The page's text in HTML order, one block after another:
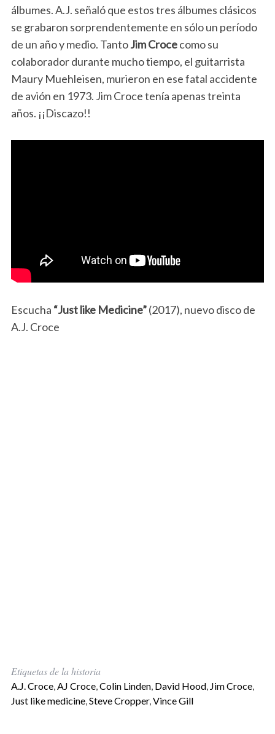
álbumes. A.J. señaló que estos tres álbumes clásicos
se grabaron sorprendentemente en sólo un período
de un año y medio. TantoJim Crocecomo su
colaborador durante mucho tiempo, el guitarrista
Maury Muehleisen, murieron en ese fatal accidente
de avión en 1973. Jim Croce tenía apenas treinta
años. ¡¡Discazo!!
Escucha “Just like Medicine”(2017), nuevo disco de
A.J. Croce
Etiquetas de la historia
A.J. Croce, AJ Croce, Colin Linden, David Hood, Jim Croce,
Just like medicine, Steve Cropper, Vince Gill